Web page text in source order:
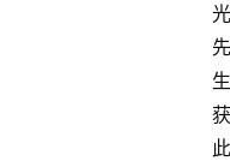
光
先
生
获
此